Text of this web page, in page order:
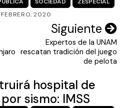
SOCIEDAD
ZESPECIAL
2020
Siguiente
Expertos de la UNAM
rescatan tradición del juego
de pelota
hospital de
sismo: IMSS